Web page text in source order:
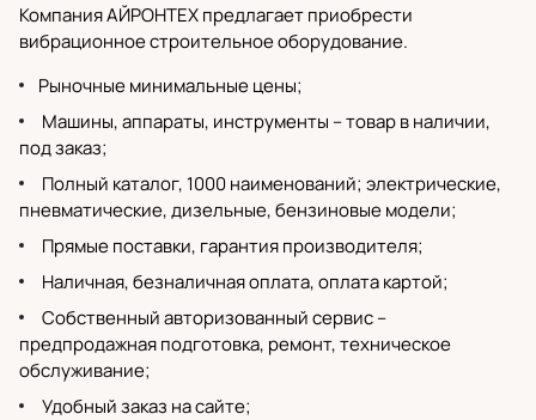
Компания АЙРОНТЕХ предлагает приобрести
вибрационное строительное оборудование.
Рыночные минимальные цены;
Машины, аппараты, инструменты – товар в наличии,
под заказ;
Полный каталог, 1000 наименований; электрические,
пневматические,дизельные,бензиновые модели;
Прямые поставки, гарантия производителя;
Наличная, безналичная оплата, оплата картой;
Собственныйавторизованный сервис–
предпродажная подготовка, ремонт, техническое
обслуживание;
Удобный заказ на сайте;